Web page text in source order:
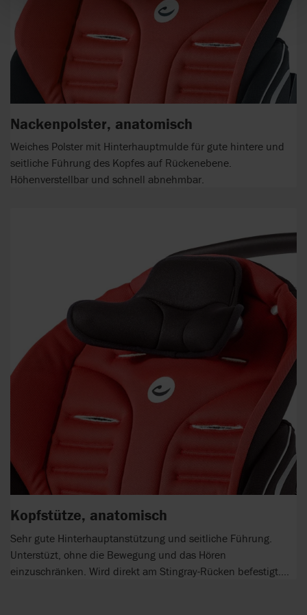
Nackenpolster, anatomisch
Weiches Polster mit Hinterhauptmulde für gute hintere und
seitliche Führung des Kopfes auf Rückenebene.
Höhenverstellbar und schnell abnehmbar.
Kopfstütze, anatomisch
Sehr gute Hinterhauptanstützung und seitliche Führung.
Unterstüzt, ohne die Bewegung und das Hören
einzuschränken. Wird direkt am Stingray-Rücken befestigt....